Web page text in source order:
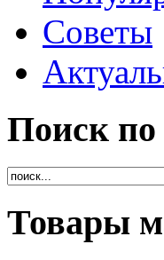
Советы
Поиск по
Товары